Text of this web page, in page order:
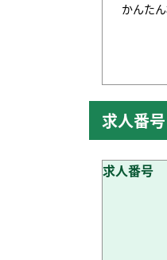
かんた
求人番
求人番号